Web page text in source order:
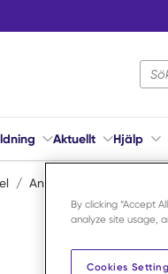
Aktuellt Hjälp
/ Antibiotika
By clicking “Accept
analyze site usage,
Cookies